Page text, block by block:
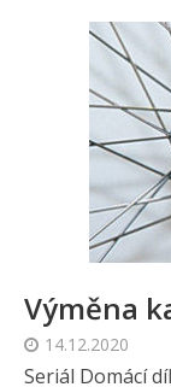
Výměna
14.12.2020
Seriál Domácí